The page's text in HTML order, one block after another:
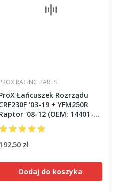
RACING PARTS
Łańcuszek Rozrządu
'03-19 + YFM250R
'08-12 (OEM: 14401-
KFB-751)
zł
Dodaj do koszyka